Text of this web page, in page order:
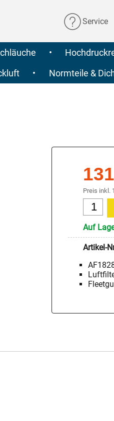
Service
•
• Normteile &
Preis inkl.
Auf
Artikel-